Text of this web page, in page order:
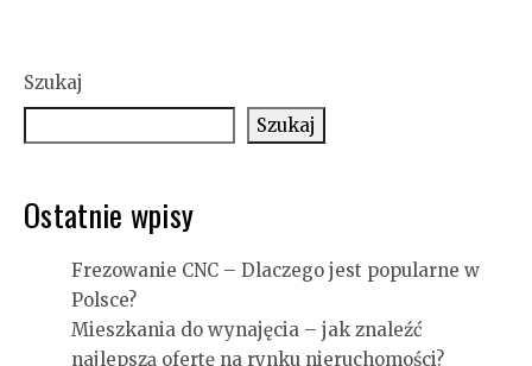
Szukaj
Szukaj
Ostatnie wpisy
Frezowanie CNC – Dlaczego jest popularne w
Polsce?
Mieszkania do wynajęcia – jak znaleźć
najlepszą ofertę na rynku nieruchomości?